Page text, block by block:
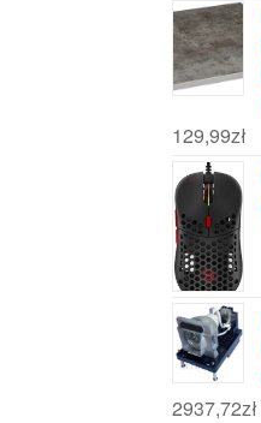
129,99zł
2937,72zł